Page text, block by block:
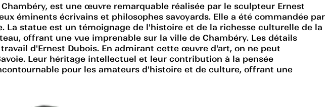
est une œuvre remarquable réalisée par le sculpteur Ernest
éminents écrivains et philosophes savoyards. Elle a été commandée par
statue est un témoignage de l'histoire et de la richesse culturelle de la
offrant une vue imprenable sur la ville de Chambéry. Les détails
d'Ernest Dubois. En admirant cette œuvre d'art, on ne peut
Leur héritage intellectuel et leur contribution à la pensée
pour les amateurs d'histoire et de culture, offrant une